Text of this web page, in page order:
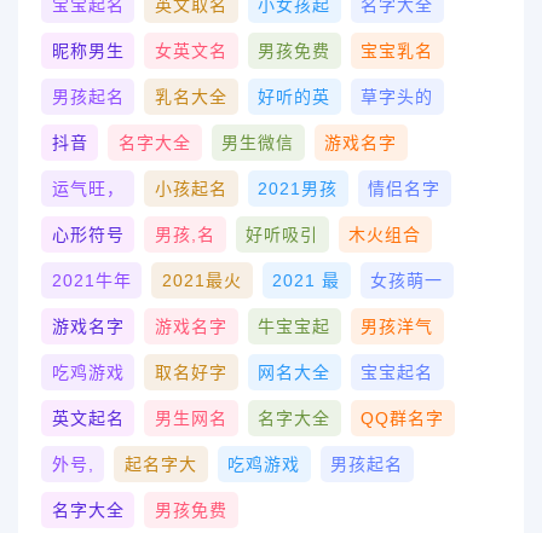
宝宝起名 英文取名 小女孩起 名字大全
昵称男生 女英文名 男孩免费 宝宝乳名
男孩起名 乳名大全 好听的英 草字头的
抖音 名字大全 男生微信 游戏名字
运气旺， 小孩起名 2021男孩 情侣名字
心形符号 男孩,名 好听吸引 木火组合
2021牛年 2021最火 2021 最 女孩萌一
游戏名字 游戏名字 牛宝宝起 男孩洋气
吃鸡游戏 取名好字 网名大全 宝宝起名
英文起名 男生网名 名字大全 QQ群名字
外号, 起名字大 吃鸡游戏 男孩起名
名字大全 男孩免费